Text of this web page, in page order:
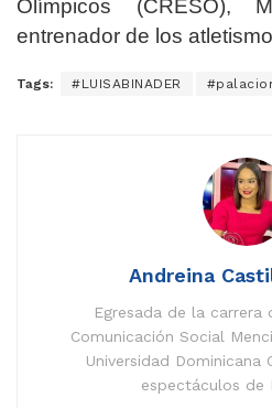
Olímpicos (CRESO),
entrenador de los
Tags: #LUISABINADER
Andreina
Egresada de la carrera
Comunicación Social
Universidad Dominicana
espectáculos de